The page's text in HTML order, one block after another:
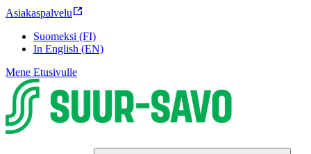
Asiakaspalvelu
Suomeksi (FI)
In English (EN)
Mene Etusivulle